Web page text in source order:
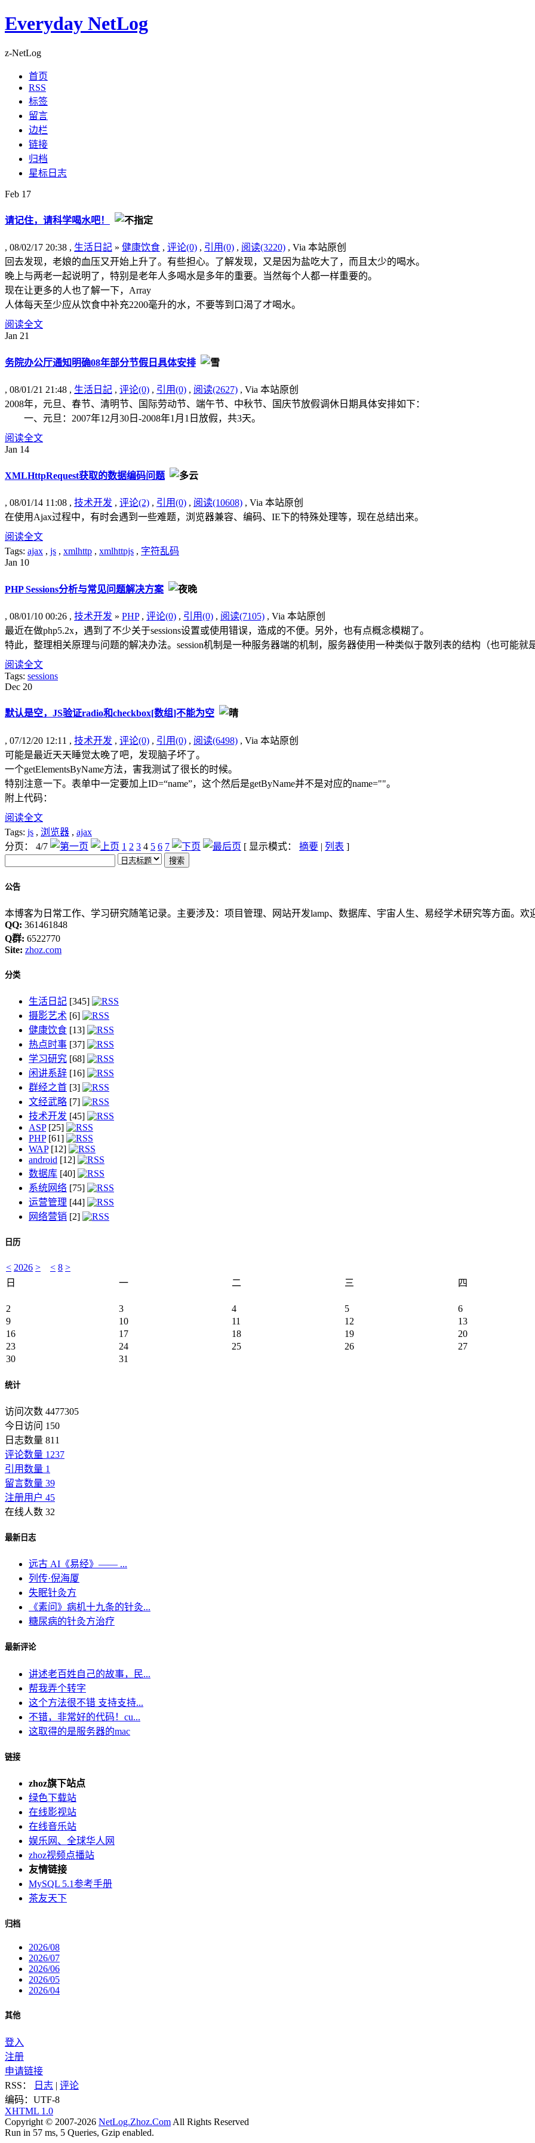
Everyday NetLog
z-NetLog
首页
RSS
标签
留言
边栏
链接
归档
星标日志
Feb 17
请记住，请科学喝水吧！
, 08/02/17 20:38 , 生活日記 » 健康饮食 , 评论(0) , 引用(0) , 阅读(3220) , Via 本站原创
回去发现，老娘的血压又开始上升了。有些担心。了解发现，又是因为盐吃大了，而且太少的喝水。
晚上与两老一起说明了，特别是老年人多喝水是多年的重要。当然每个人都一样重要的。
现在让更多的人也了解一下，Array
人体每天至少应从饮食中补充2200毫升的水，不要等到口渴了才喝水。
阅读全文
Jan 21
务院办公厅通知明确08年部分节假日具体安排
, 08/01/21 21:48 , 生活日記 , 评论(0) , 引用(0) , 阅读(2627) , Via 本站原创
2008年，元旦、春节、清明节、国际劳动节、端午节、中秋节、国庆节放假调休日期具体安排如下：
一、元旦：2007年12月30日-2008年1月1日放假，共3天。
阅读全文
Jan 14
XMLHttpRequest获取的数据编码问题
, 08/01/14 11:08 , 技术开发 , 评论(2) , 引用(0) , 阅读(10608) , Via 本站原创
在使用Ajax过程中，有时会遇到一些难题，浏览器兼容、编码、IE下的特殊处理等，现在总结出来。
阅读全文
Tags: ajax , js , xmlhttp , xmlhttpjs , 字符乱码
Jan 10
PHP Sessions分析与常见问题解决方案
, 08/01/10 00:26 , 技术开发 » PHP, 评论(0) , 引用(0) , 阅读(7105) , Via 本站原创
最近在做php5.2x，遇到了不少关于sessions设置或使用错误，造成的不便。另外，也有点概念模糊了。
特此，整理相关原理与问题的解决办法。session机制是一种服务器端的机制，服务器使用一种类似于散列表的结构（也可能就
阅读全文
Tags: sessions
Dec 20
默认是空，JS验证radio和checkbox[数组]不能为空
, 07/12/20 12:11 , 技术开发 , 评论(0) , 引用(0) , 阅读(6498) , Via 本站原创
可能是最近天天睡觉太晚了吧，发现脑子坏了。
一个getElementsByName方法，害我测试了很长的时候。
特别注意一下。表单中一定要加上ID=“name”，这个然后是getByName并不是对应的name=""。
附上代码：
阅读全文
Tags: js , 浏览器 , ajax
分页： 4/7
1 2 3 4 5 6 7 [ 显示模式： 摘要 | 列表 ]
公告
本博客为日常工作、学习研究随笔记录。主要涉及：项目管理、网站开发lamp、数据库、宇宙人生、易经学术研究等方面。欢
QQ: 361461848
Q群: 6522770
Site: zhoz.com
分类
生活日記 [345]
摄影艺术 [6]
健康饮食 [13]
热点时事 [37]
学习研究 [68]
闲讲系辞 [16]
群经之首 [3]
文经武略 [7]
技术开发 [45]
ASP[25]
PHP[61]
WAP[12]
android [12]
数据库 [40]
系统网络 [75]
运营管理 [44]
网络营销 [2]
日历
< 2026 > < 8 >
日
一 二 三 四
2 3 4 5
6
9
10 11 12
13
16
17 18 19
20
23
24 25 26
27
30
31
统计
访问次数 4477305
今日访问 150
日志数量 811
评论数量 1237
引用数量 1
留言数量 39
注册用户 45
在线人数 32
最新日志
远古 AI《易经》—— ...
列传·倪海厦
失眠针灸方
《素问》病机十九条的针灸...
糖尿病的针灸方治疗
最新评论
讲述老百姓自己的故事，民...
帮我弄个转字
这个方法很不错 支持支持...
不错，非常好的代码！cu...
这取得的是服务器的mac
链接
zhoz旗下站点
绿色下载站
在线影视站
在线音乐站
娱乐网、全球华人网
zhoz视频点播站
友情链接
MySQL 5.1参考手册
茶友天下
归档
2026/08
2026/07
2026/06
2026/05
2026/04
其他
登入
注册
申请链接
RSS：
日志 | 评论
编码：UTF-8
XHTML 1.0
Copyright © 2007-2026 NetLog.Zhoz.Com All Rights Reserved
Run in 57 ms, 5 Queries, Gzip enabled.